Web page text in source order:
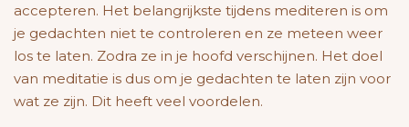
accepteren. Het belangrijkste tijdens mediteren is om
je gedachten niet te controleren en ze meteen weer
los te laten. Zodra ze in je hoofd verschijnen. Het doel
van meditatie is dus om je gedachten te laten zijn voor
wat ze zijn. Dit heeft veel voordelen.